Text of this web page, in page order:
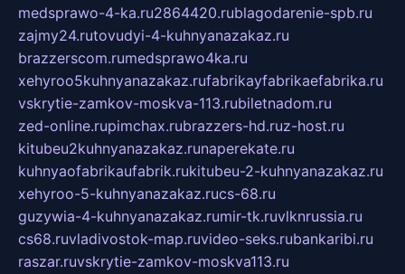
medsprawo-4-ka.ru2864420.rublagodarenie-spb.ru
zajmy24.rutovudyi-4-kuhnyanazakaz.ru
brazzerscom.rumedsprawo4ka.ru
xehyroo5kuhnyanazakaz.rufabrikayfabrikaefabrika.ru
vskrytie-zamkov-moskva-113.rubiletnadom.ru
zed-online.rupimchax.rubrazzers-hd.ruz-host.ru
kitubeu2kuhnyanazakaz.runaperekate.ru
kuhnyaofabrikaufabrik.rukitubeu-2-kuhnyanazakaz.ru
xehyroo-5-kuhnyanazakaz.rucs-68.ru
guzywia-4-kuhnyanazakaz.rumir-tk.ruvlknrussia.ru
cs68.ruvladivostok-map.ruvideo-seks.rubankaribi.ru
raszar.ruvskrytie-zamkov-moskva113.ru